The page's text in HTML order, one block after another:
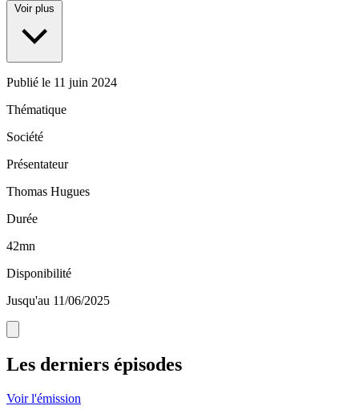
Voir plus
Publié le 11 juin 2024
Thématique
Société
Présentateur
Thomas Hugues
Durée
42mn
Disponibilité
Jusqu'au 11/06/2025
Les derniers épisodes
Voir l'émission